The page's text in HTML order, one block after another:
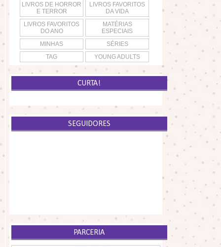
LIVROS DE HORROR
E TERROR
LIVROS FAVORITOS
DA VIDA
LIVROS FAVORITOS
DO ANO
MATÉRIAS
ESPECIAIS
MINHAS
SÉRIES
TAG
YOUNG ADULTS
CURTA!
SEGUIDORES
PARCERIA